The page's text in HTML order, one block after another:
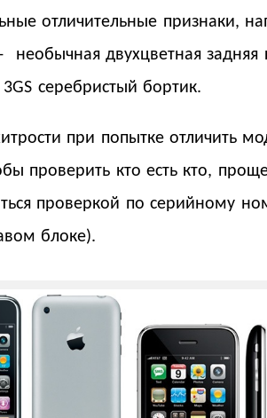
отличительные признаки,
необычная двухцветная задняя
серебристый бортик.
при попытке отличить
проверить кто есть кто,
проверкой по серийному
блоке).